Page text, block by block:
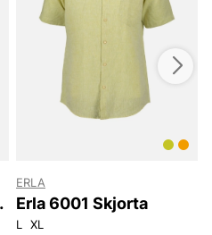
ERLA
Erla 6001 Skjorta
L XL